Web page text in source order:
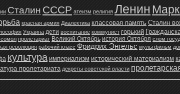
Сталин СССР атеизм религия Ленин
красная армия Диалектика классовая память Сталин
Украина дети воспитание коммунист горький
пролетариат Великий Октябрь история Октября слом
революция рабочий класс Фридрих Энгельс мультфильм
культура империализм исторический материализм
пролетариата декреты советской власти